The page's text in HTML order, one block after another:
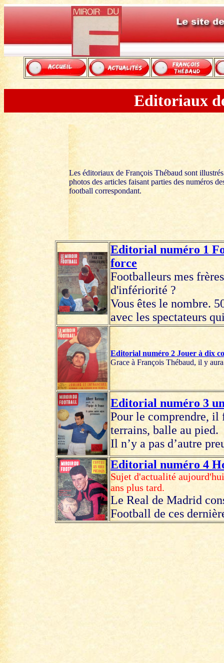
Editoriaux
Les éditoriaux de François Thébaud sont
photos des articles faisant parties des numéros
football correspondant.
Editorial numéro 1
force
Footballeurs mes
d'infériorité ?
Vous êtes le nombre.
avec les spectateurs
Editorial numéro 2 Jouer à dix
Grace à François Thébaud, il y
Editorial numéro 3
Pour le comprendre,
terrains, balle au pied.
Il n’y a pas d’autre
Editorial numéro 4
Sujet d'actualité
ans plus tard.
Le Real de Madrid
Football de ces